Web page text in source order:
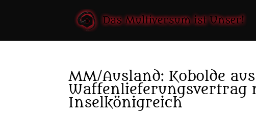
MM/Ausland: Kobolde
Waffenlieferungsvertrag
Inselkönigreich